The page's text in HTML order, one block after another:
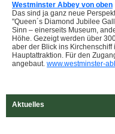
Westminster Abbey von oben
Das sind ja ganz neue
"Queen´s Diamond Jubilee
Sinn – einerseits Museum,
Höhe. Gezeigt werden über
aber der Blick ins
Hauptattraktion. Für den
angebaut. www.westminster-
Aktuelles